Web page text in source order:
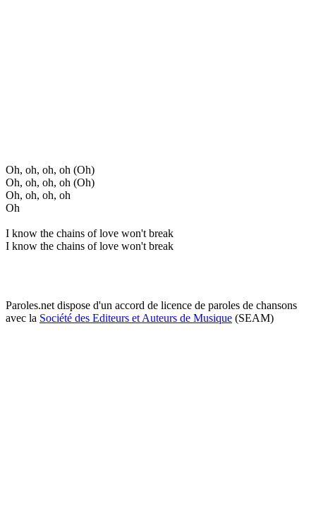
Oh, oh, oh, oh (Oh)
Oh, oh, oh, oh (Oh)
Oh, oh, oh, oh
Oh
I know the chains of love won't break
I know the chains of love won't break
Paroles.net dispose d'un accord de licence de paroles de chansons
avec la Société des Editeurs et Auteurs de Musique (SEAM)